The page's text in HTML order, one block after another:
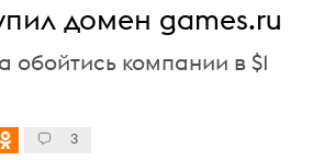
домен games.ru
обойтись компании в $1
3